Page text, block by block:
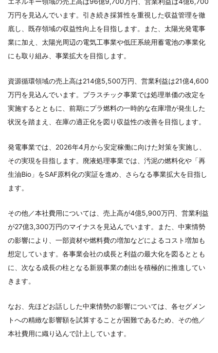
万円を見込んでいます。引き続き採算性を重視した収益管理を徹
底し、既存領域の収益性向上を目指します。また、太陽光発電事
業に加え、太陽光周辺の電気工事業や低圧系統用蓄電池の事業化
にも取り組み、事業拡大を目指します。
資源循環領域の売上高は214億5,500万円、営業利益は21億4,600
万円を見込んでいます。プラスチック事業では処理単価の改定を
実施するとともに、前期にプラ燃料の一時的な在庫増が発生した
状況を踏まえ、在庫の適正化を図り収益性の改善を目指します。
発電事業では、2026年4月から安定稼働に向けた対策を実施し、
その実現を目指します。廃液処理事業では、汚泥の燃料化や「再
生油Bio」をSAF原料化の実証を進め、さらなる事業拡大を目指し
ます。
その他／本社費用については、売上高が4億5,900万円、営業利益
が27億3,300万円のマイナスを見込んでいます。また、中東情勢
の影響により、一部資材や燃料費の増加などによるコスト増加も
想定しています。各事業会社の成長と利益の最大化を図るととも
に、次なる成長の柱となる新規事業の創出を積極的に推進してい
きます。
なお、先ほどお話しした中東情勢の影響については、各セグメン
トへの精緻な影響額を試算することが困難であるため、その他／
本社費用に織り込んで計上しています。